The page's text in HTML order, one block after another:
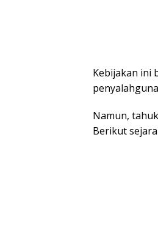
Kebijakan ini
Namun,
Berikut